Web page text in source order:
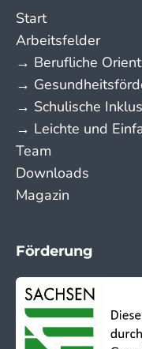
Start
Arbeitsfelder
→ Berufliche
→
→ Schulische
→ Leichte und
Team
Downloads
Magazin
Förderung